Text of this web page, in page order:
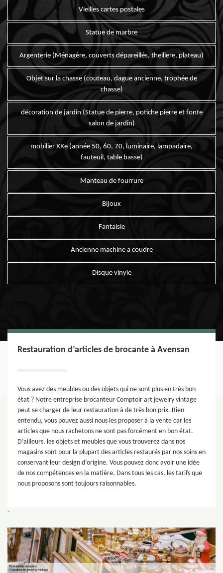
Vieilles cartes postales
Statue de marbre
Argenterie (Ménagère, couverts dépareillés, theillere, plateau)
Objet sur la chasse (couteau, dague ancienne, trophée de
chasse)
décoration de jardin (Statue de pierre, potiche pierre et fonte
salon de jardin)
mobilier XXe (année 50, 60, 70, luminaire, lampadaire,
fauteuil, table basse)
Manteau de fourrure
Bijoux
Fantaisie
Ancienne machine a coudre
Disque vinyle
Restauration d’articles de brocante à Avensan
Vous avez des meubles ou des objets qui ne sont plus en très bon
état ? Notre entreprise brocanteur Comptoir art jewelry vintage
peut se charger de leur restauration à de très bon prix. Bien
entendu, vous pouvez aussi nous les proposer à la vente car les
articles que nous rachetons ne sont pas forcément en bon état.
D’ailleurs, les objets et meubles que vous trouverez dans nos
magasins sont pour la plupart des articles restaurés par nos soins en
conservant leur design d’origine. Vous pouvez donc avoir une idée
de nos compétences en la matière. Dans tous les cas, les tarifs que
nous proposons sont toujours raisonnables.
-